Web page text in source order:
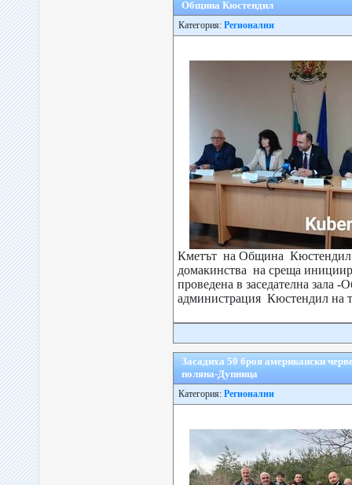
Община Кюстендил
Категория: Регионални
Кметът на Община
домакинства на среща
проведена в заседателна зала -
администрация Кюстендил на
Засадиха 50 броя американски
поляна-Дупница
Категория: Регионални